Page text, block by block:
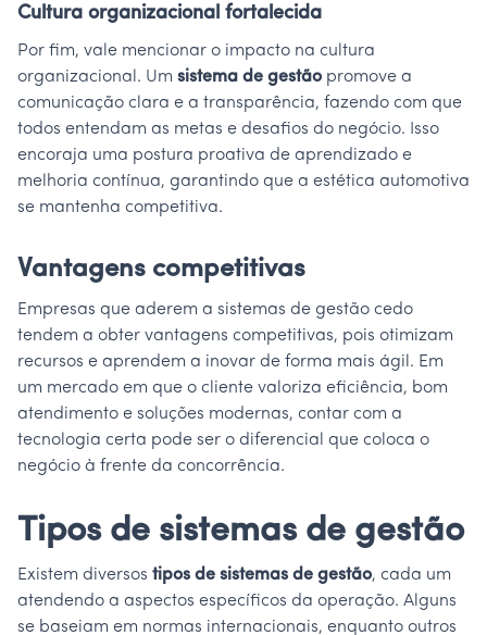
Cultura organizacional fortalecida
Por fim, vale mencionar o impacto na cultura
organizacional. Um sistema de gestão promove a
comunicação clara e a transparência, fazendo com que
todos entendam as metas e desafios do negócio. Isso
encoraja uma postura proativa de aprendizado e
melhoria contínua, garantindo que a estética automotiva
se mantenha competitiva.
Vantagens competitivas
Empresas que aderem a sistemas de gestão cedo
tendem a obter vantagens competitivas, pois otimizam
recursos e aprendem a inovar de forma mais ágil. Em
um mercado em que o cliente valoriza eficiência, bom
atendimento e soluções modernas, contar com a
tecnologia certa pode ser o diferencial que coloca o
negócio à frente da concorrência.
Tipos de sistemas de gestão
Existem diversos tipos de sistemas de gestão, cada um
atendendo a aspectos específicos da operação. Alguns
se baseiam em normas internacionais, enquanto outros